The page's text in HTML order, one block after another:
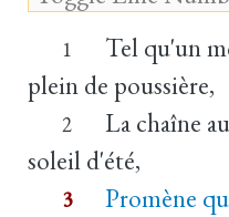
1
Tel qu'un
plein de poussière,
2
La chaîne
soleil d'été,
3
Promène